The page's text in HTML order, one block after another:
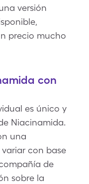
versión
precio mucho
con
es único y
Niacinamida.
una
con base
de
sobre la